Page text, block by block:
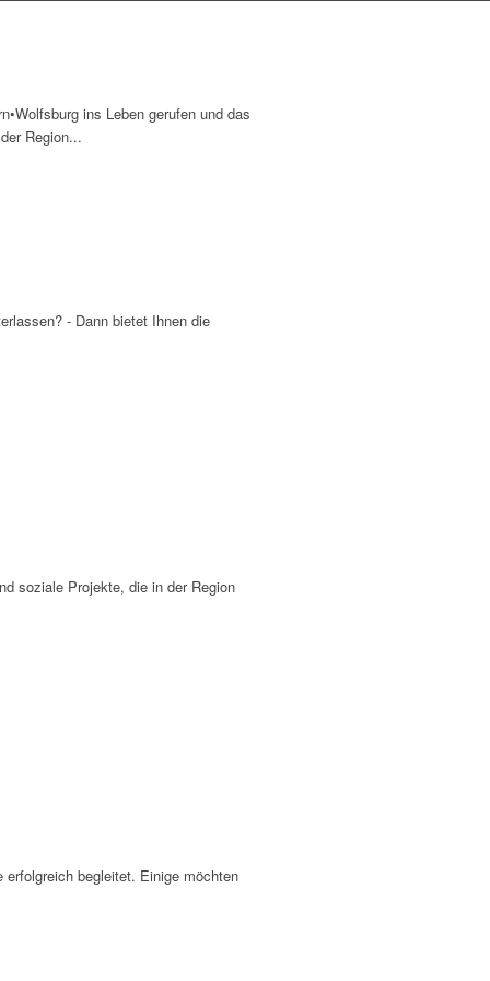
ins Leben gerufen und das
Region...
- Dann bietet Ihnen die
soziale Projekte, die in der Region
erfolgreich begleitet. Einige möchten